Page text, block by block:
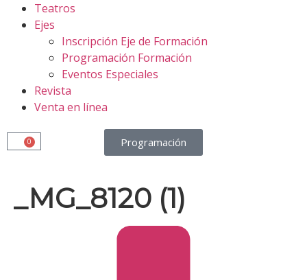
Teatros
Ejes
Inscripción Eje de Formación
Programación Formación
Eventos Especiales
Revista
Venta en línea
Programación
0
_MG_8120 (1)